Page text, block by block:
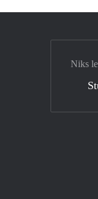
Niks